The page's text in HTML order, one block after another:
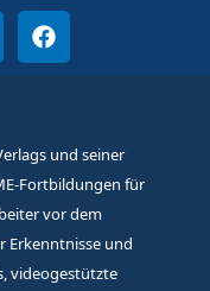
und seiner
Fortbildungen für
vor dem
Erkenntnisse und
videogestützte